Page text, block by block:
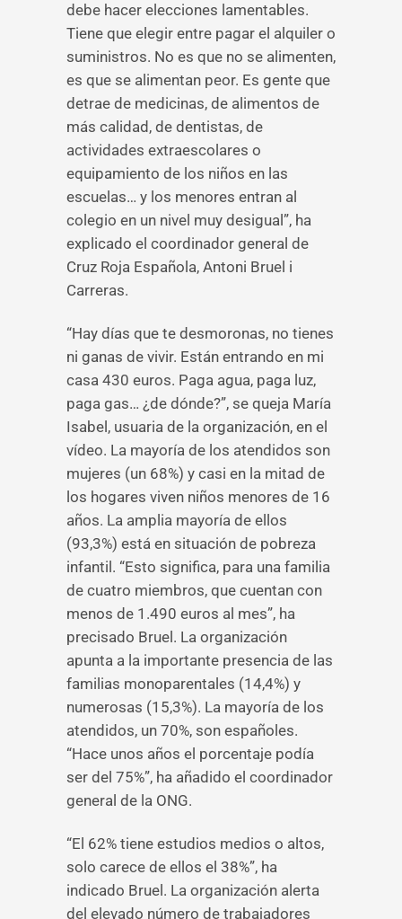
debe hacer elecciones lamentables.
Tiene que elegir entre pagar el alquiler o
suministros. No es que no se alimenten,
es que se alimentan peor. Es gente que
detrae de medicinas, de alimentos de
más calidad, de dentistas, de
actividades extraescolares o
equipamiento de los niños en las
escuelas… y los menores entran al
colegio en un nivel muy desigual”, ha
explicado el coordinador general de
Cruz Roja Española, Antoni Bruel i
Carreras.
“Hay días que te desmoronas, no tienes
ni ganas de vivir. Están entrando en mi
casa 430 euros. Paga agua, paga luz,
paga gas… ¿de dónde?”, se queja María
Isabel, usuaria de la organización, en el
vídeo. La mayoría de los atendidos son
mujeres (un 68%) y casi en la mitad de
los hogares viven niños menores de 16
años. La amplia mayoría de ellos
(93,3%) está en situación de pobreza
infantil. “Esto significa, para una familia
de cuatro miembros, que cuentan con
menos de 1.490 euros al mes”, ha
precisado Bruel. La organización
apunta a la importante presencia de las
familias monoparentales (14,4%) y
numerosas (15,3%). La mayoría de los
atendidos, un 70%, son españoles.
“Hace unos años el porcentaje podía
ser del 75%”, ha añadido el coordinador
general de la ONG.
“El 62% tiene estudios medios o altos,
solo carece de ellos el 38%”, ha
indicado Bruel. La organización alerta
del elevado número de trabajadores